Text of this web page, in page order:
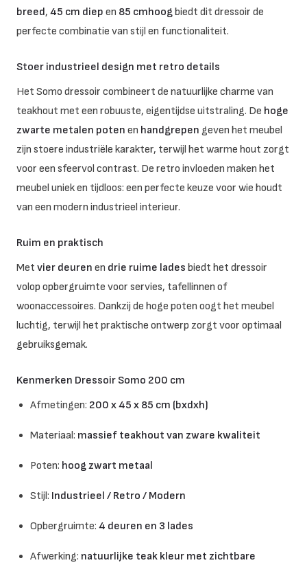
breed, 45 cm diep en 85 cmhoogbiedt dit dressoir de
perfecte combinatie van stijl en functionaliteit.
Stoer industrieel design met retro details
Het Somo dressoir combineert de natuurlijke charme van
teakhout met een robuuste, eigentijdse uitstraling. De hoge
zwarte metalen poten en handgrepen geven het meubel
zijn stoere industriële karakter, terwijl het warme hout zorgt
voor een sfeervol contrast. De retro invloeden maken het
meubel uniek en tijdloos: een perfecte keuze voor wie houdt
van een modern industrieel interieur.
Ruim en praktisch
Met vier deuren en drie ruime lades biedt het dressoir
volop opbergruimte voor servies, tafellinnen of
woonaccessoires. Dankzij de hoge poten oogt het meubel
luchtig, terwijl het praktische ontwerp zorgt voor optimaal
gebruiksgemak.
Kenmerken Dressoir Somo 200 cm
Afmetingen: 200 x 45 x 85 cm (bxdxh)
Materiaal: massief teakhout van zware kwaliteit
Poten: hoog zwart metaal
Stijl: Industrieel / Retro / Modern
Opbergruimte: 4 deuren en 3 lades
Afwerking: natuurlijke teak kleur met zichtbare